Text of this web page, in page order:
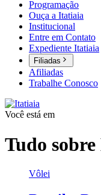
Programação
Ouça a Itatiaia
Institucional
Entre em Contato
Expediente Itatiaia
Filiadas
Afiliadas
Trabalhe Conosco
Você está em
Tudo sobre
Vôlei